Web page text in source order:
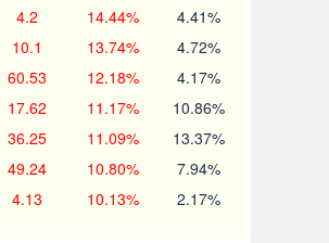
4.2 14.44% 4.41%
10.1 13.74% 4.72%
60.53 12.18% 4.17%
17.62 11.17% 10.86%
36.25 11.09% 13.37%
49.24 10.80% 7.94%
4.13 10.13% 2.17%